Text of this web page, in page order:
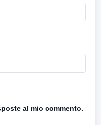
al mio commento.